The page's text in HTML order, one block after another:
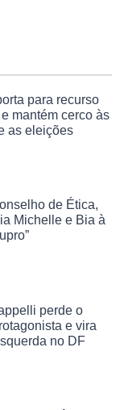
para recurso
mantém cerco às
as eleições
de Ética,
Michelle e Bia à
perde o
e vira
no DF